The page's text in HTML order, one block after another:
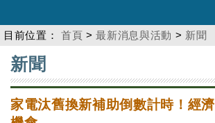
目前位置： 首頁 >最新消息與活動 > 新聞
:::
新聞
家電汰舊換新補助倒數計時！經